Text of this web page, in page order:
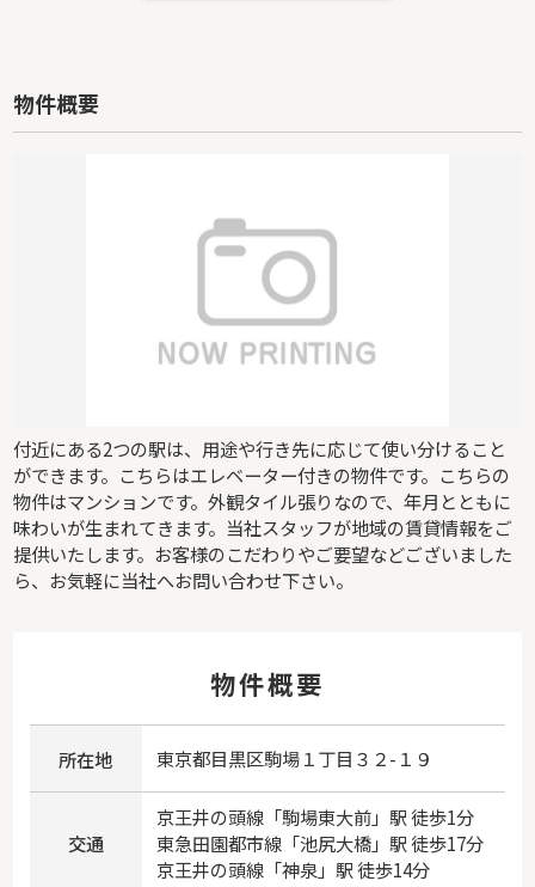
物件概要
付近にある2つの駅は、用途や行き先に応じて使い分けること
ができます。こちらはエレベーター付きの物件です。こちらの
物件はマンションです。外観タイル張りなので、年月とともに
味わいが生まれてきます。当社スタッフが地域の賃貸情報をご
提供いたします。お客様のこだわりやご要望などございました
ら、お気軽に当社へお問い合わせ下さい。
物件概要
所在地 東京都目黒区駒場１丁目３２-１９
交通
京王井の頭線「駒場東大前」駅 徒歩1分
東急田園都市線「池尻大橋」駅 徒歩17分
京王井の頭線「神泉 」駅 徒歩14分